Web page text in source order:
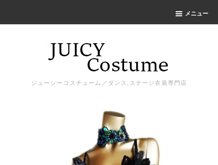
メニュー
ジューシーコスチューム／ダンス,ステージ衣装専門店